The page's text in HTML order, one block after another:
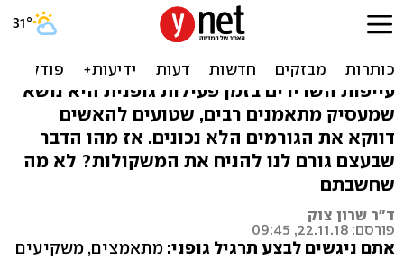
זהו הגורם המפתיע לעייפות
לאחר פעילות גופנית
עייפות השרירים בזמן פעילות גופנית היא נושא
שמעסיק מתאמנים רבים, שטועים להאשים
דווקא את הגורמים הלא נכונים. אז מהו הדבר
שבעצם גורם לנו להניח את המשקולות? לא מה
שחשבתם
ד"ר שרון צוק
פורסם: 22.11.18, 09:45
אתם ניגשים לבצע תרגיל גופני: מתאמצים, משקיעים